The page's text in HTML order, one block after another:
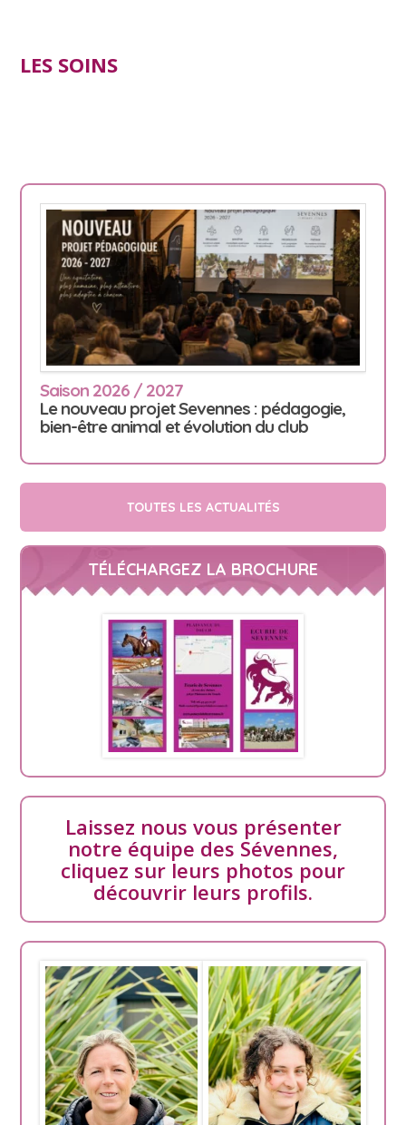
LES SOINS
Saison 2026 / 2027
Le nouveau projet Sevennes : pédagogie,
bien-être animal et évolution du club
TOUTES LES ACTUALITÉS
TÉLÉCHARGEZ LA BROCHURE
Laissez nous vous présenter
notre équipe des Sévennes,
cliquez sur leurs photos pour
découvrir leurs profils.